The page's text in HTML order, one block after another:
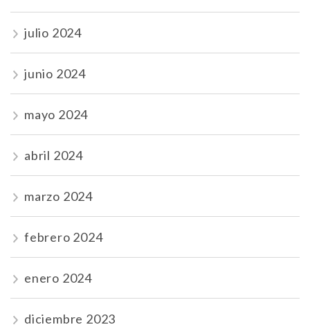
julio 2024
junio 2024
mayo 2024
abril 2024
marzo 2024
febrero 2024
enero 2024
diciembre 2023